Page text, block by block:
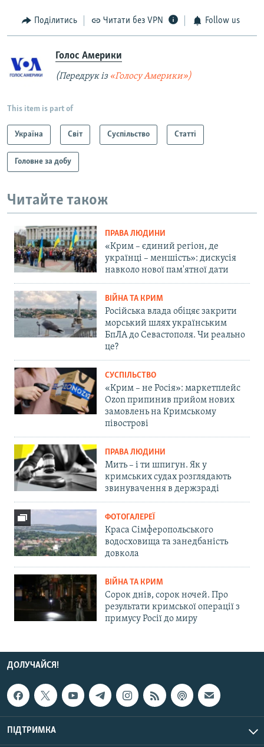
Поділитись Читати без VPN Follow us
Голос Америки
(Передрук із «Голосу Америки»)
This item is part of
Україна Світ Суспільство Статті
Головне за добу
Читайте також
ПРАВА ЛЮДИНИ
«Крим – єдиний регіон, де
українці – меншість»: дискусія
навколо нової пам'ятної дати
ВІЙНА ТА КРИМ
Російська влада обіцяє закрити
морський шлях українським
БпЛА до Севастополя. Чи реально
це?
СУСПІЛЬСТВО
«Крим – не Росія»: маркетплейс
Ozon припинив прийом нових
замовлень на Кримському
півострові
ПРАВА ЛЮДИНИ
Мить – і ти шпигун. Як у
кримських судах розглядають
звинувачення в держзраді
ФОТОГАЛЕРЕЇ
Краса Сімферопольського
водосховища та занедбаність
довкола
ВІЙНА ТА КРИМ
Сорок днів, сорок ночей. Про
результати кримської операції з
примусу Росії до миру
ДОЛУЧАЙСЯ!
ПІДТРИМКА